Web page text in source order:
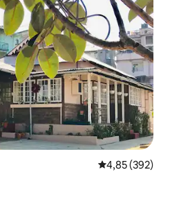
4,85 de uma
4,85 (392)